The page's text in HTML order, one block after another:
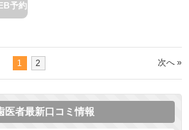
予約
1 2 次へ »
医者最新口コミ情報